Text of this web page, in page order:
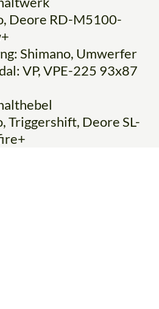
Deore RD-M5100-
Shimano, Umwerfer
VP, VPE-225 93x87
Triggershift, Deore SL-